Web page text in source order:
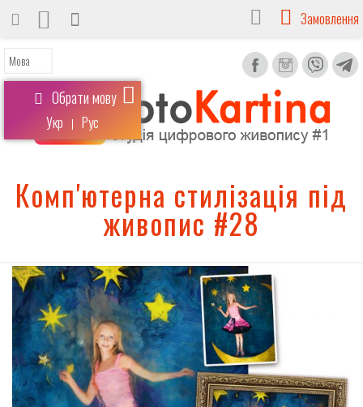
Обрати мову
Укр | Рус
Замовлення
Комп'ютерна стилізація під
живопис #28